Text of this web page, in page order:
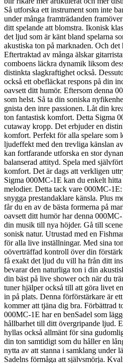
Så utforska ett instrument som inte
under många framträdanden
ditt spelande att blomstra. Ikonisk
det ljud som är känt bland spelarna
akustiska ton på marknaden. Och
Eftertraktad av många älskar
comboens läckra dynamik liksom
distinkta slagkraftighet också.
också ett obefläckat respons på din
oavsett ditt humör. Eftersom denna
som helst. Så ta din soniska
gnista den inre passionen. Låt din
ton fantastisk komfort. Detta Sigma
cutaway kropp. Det erbjuder en
komfort. Perfekt för alla spelare som
ljudeffekt med den trevliga känslan
kan fortfarande utforska en stor
balanserad attityd. Spela med
komfort. Det är dags att verkligen
Sigma 000MC-1E kan du enkelt
melodier. Detta tack vare 000MC-
snygga prestandaklare känsla. Plus
får du en av de bästa formerna på
oavsett ditt humör har denna
din musik till nya höjder. Gå till
sonisk natur. Utrustad med en
för alla live inställningar. Med sina
oöverträffad kontroll över din
få exakt det ljud du vill ha från ditt
bevarar den naturliga ton i din
din bäst på live shower och när du
tuner hjälper också till att göra livet
in på plats. Denna förförstärkare är
kommer att tjäna dig bra. Förbättrad
000MC-1E har en benSadel som
hållbarhet till ditt övergripande ljud.
hyllas också allmänt för sina
din ton samtidigt som du håller en
nytta av att stanna i samklang under
Sadelns förmåga att självsmörja.